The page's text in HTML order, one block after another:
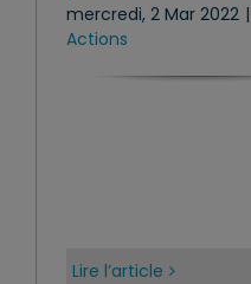
mercredi, 2 Mar 2022 |
Actions
Lire l’article